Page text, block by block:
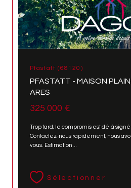
Pfastatt (68120)
PFASTATT - MAISON
ARES
325 000 €
Trop tard, le compromis est déjà signé
Contactez-nous rapidement, nous
vous. Estimation...
Sélectionner